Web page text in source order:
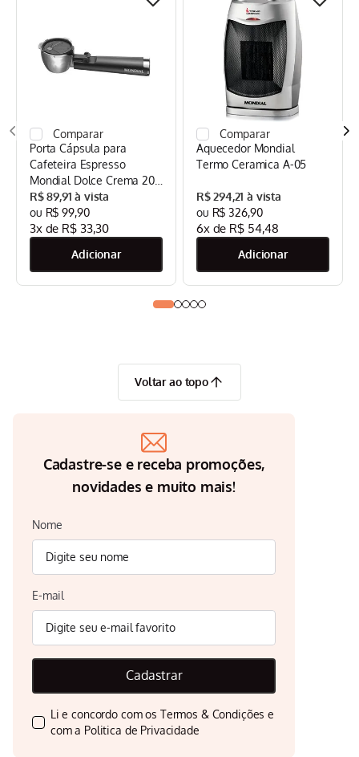
Porta Cápsula para
Cafeteira Espresso
Mondial Dolce Crema 20
Bar Mondial Preto/Inox -
CPC-DG
R$ 89,91
R$ 99,90
3x de R$ 33,30
Aquecedor Mondial
Termo Ceramica A-05
R$ 294,21
R$ 326,90
6x de R$ 54,48
Voltar ao topo
Cadastre-se e receba promoções,
novidades e muito mais!
Nome
E-mail
Cadastrar
Li e concordo com os Termos & Condições e
com a Politica de Privacidade